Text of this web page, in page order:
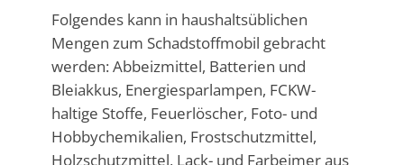
Folgendes kann in haushaltsüblichen
Mengen zum Schadstoffmobil gebracht
werden: Abbeizmittel, Batterien und
Bleiakkus, Energiesparlampen, FCKW-
haltige Stoffe, Feuerlöscher, Foto- und
Hobbychemikalien, Frostschutzmittel,
Holzschutzmittel, Lack- und Farbeimer aus